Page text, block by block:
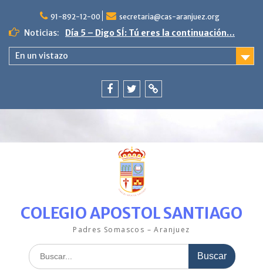
contenido
91-892-12-00 secretaria@cas-aranjuez.org
Noticias:
4ª semana «La escama brillante en
PequeCas»
Día 9. Poniente vive en paz.
colores»
Última semana con nuestro pez Arcoíris.
Día 5 – Digo SÍ: Tú eres la continuación…
En un vistazo
COLEGIO APOSTOL SANTIAGO
Padres Somascos – Aranjuez
Buscar: